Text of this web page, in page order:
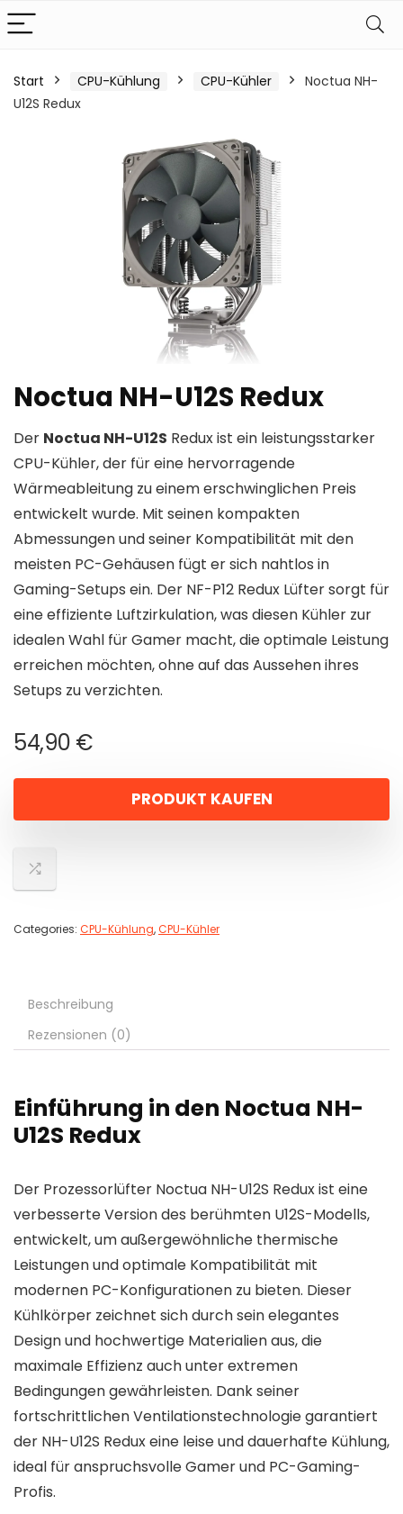
Start CPU-Kühlung CPU-Kühler
Noctua NH-
U12S Redux
Noctua NH-U12S Redux
Der Noctua NH-U12S Redux ist ein leistungsstarker
CPU-Kühler, der für eine hervorragende
Wärmeableitung zu einem erschwinglichen Preis
entwickelt wurde. Mit seinen kompakten
Abmessungen und seiner Kompatibilität mit den
meisten PC-Gehäusen fügt er sich nahtlos in
Gaming-Setups ein. Der NF-P12 Redux Lüfter sorgt für
eine effiziente Luftzirkulation, was diesen Kühler zur
idealen Wahl für Gamer macht, die optimale Leistung
erreichen möchten, ohne auf das Aussehen ihres
Setups zu verzichten.
54,90 €
PRODUKT KAUFEN
Categories: CPU-Kühlung,CPU-Kühler
Beschreibung
Rezensionen (0)
Einführung in den Noctua NH-
U12S Redux
Der Prozessorlüfter Noctua NH-U12S Redux ist eine
verbesserte Version des berühmten U12S-Modells,
entwickelt, um außergewöhnliche thermische
Leistungen und optimale Kompatibilität mit
modernen PC-Konfigurationen zu bieten. Dieser
Kühlkörper zeichnet sich durch sein elegantes
Design und hochwertige Materialien aus, die
maximale Effizienz auch unter extremen
Bedingungen gewährleisten. Dank seiner
fortschrittlichen Ventilationstechnologie garantiert
der NH-U12S Redux eine leise und dauerhafte Kühlung,
ideal für anspruchsvolle Gamer und PC-Gaming-
Profis.